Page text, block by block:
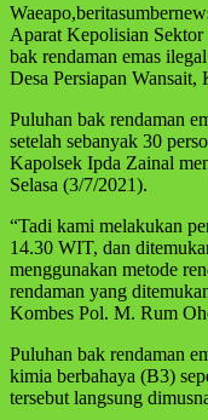
Aparat Kepolisian Sektor
bak rendaman emas
Desa Persiapan Wansait,
Puluhan bak rendaman
setelah sebanyak 30
Kapolsek Ipda Zainal
Selasa (3/7/2021).
“Tadi kami melakukan
14.30 WIT, dan
menggunakan metode
rendaman yang
Kombes Pol. M. Rum
Puluhan bak rendaman
kimia berbahaya (B3)
tersebut langsung